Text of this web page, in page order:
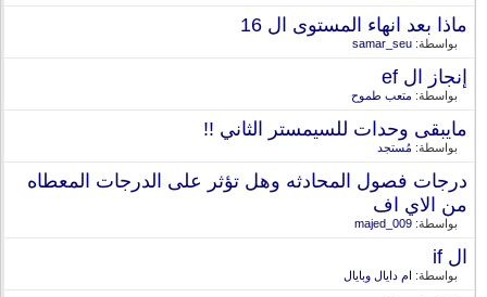
ماذا بعد انهاء المستوى ال 16
بواسطة:samar_seu
إنجاز ال ef
بواسطة:متعب طموح
مايبقى وحدات للسيمستر الثاني !!
بواسطة:مُستجد
درجات فصول المحادثه وهل تؤثر على الدرجات المعطاه
من الاي اف
بواسطة:majed_009
ال if
بواسطة:ام دايال وبايال